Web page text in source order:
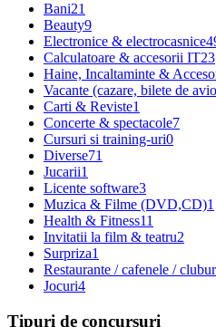
Bani21
Beauty9
Electronice & electrocasnice
Calculatoare & accesorii IT23
Haine, Incaltaminte &
Vacante (cazare, bilete de
Carti & Reviste1
Concerte & spectacole7
Cursuri si training-uri0
Diverse71
Jucarii1
Licente software3
Muzica & Filme (DVD,CD)1
Health & Fitness11
Invitatii la film & teatru2
Surpriza1
Restaurante / cafenele /
Jocuri4
Tipuri de concursuri